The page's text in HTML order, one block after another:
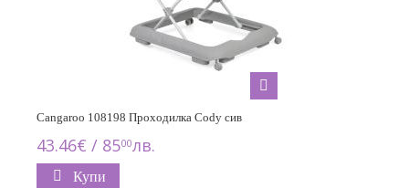
Cangaroo 108198 Проходилка Cody сив
43.46€ / 8500лв.
Купи